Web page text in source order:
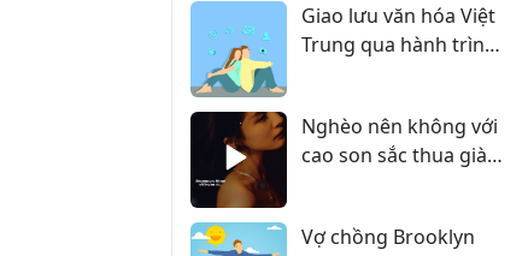
Giao lưu văn hóa Việt
Trung qua hành trình
thống
Nghèo nên không với
cao son sắc thua giàu
Vợ chồng Brooklyn